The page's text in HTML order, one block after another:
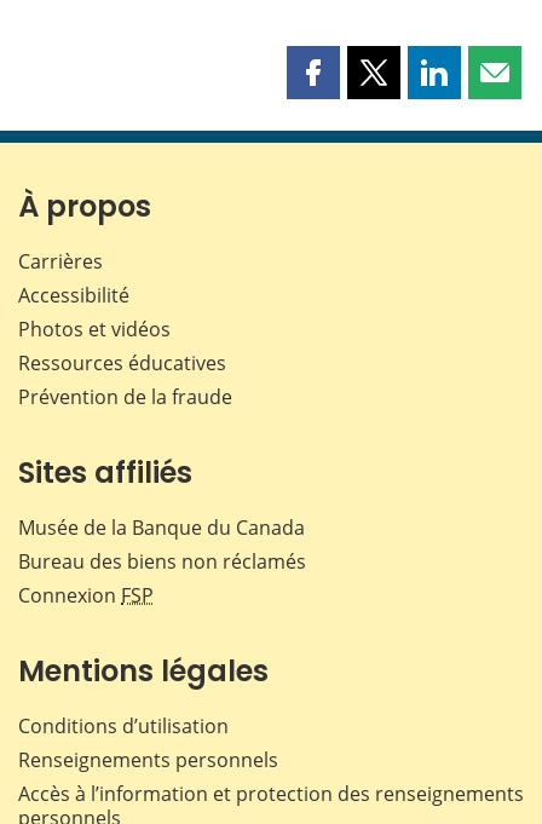
Partager
page
Partager
page
Partager
page page
À propos
Carrières
Accessibilité
Photos et vidéos
Ressources éducatives
Prévention de la fraude
Sites affiliés
Musée de la Banque du Canada
Bureau des biens non réclamés
Connexion FSP
Mentions légales
Conditions d’utilisation
Renseignements personnels
Accès à l’information et protection des renseignements
personnels